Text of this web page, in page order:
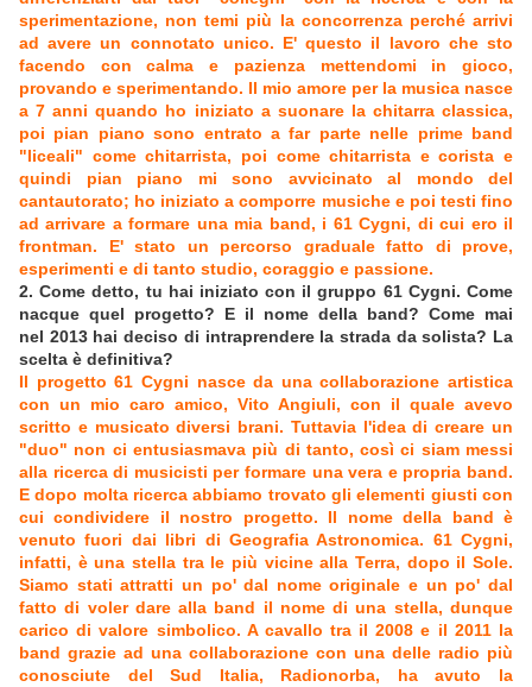
sperimentazione, non temi più la concorrenza perché arrivi
ad avere un connotato unico. E' questo il lavoro che sto
facendo con calma e pazienza mettendomi in gioco,
provando e sperimentando. Il mio amore per la musica nasce
a 7 anni quando ho iniziato a suonare la chitarra classica,
poi pian piano sono entrato a far parte nelle prime band
"liceali" come chitarrista, poi come chitarrista e corista e
quindi pian piano mi sono avvicinato al mondo del
cantautorato; ho iniziato a comporre musiche e poi testi fino
ad arrivare a formare una mia band, i 61 Cygni, di cui ero il
frontman. E' stato un percorso graduale fatto di prove,
esperimenti e di tanto studio, coraggio e passione.
2. Come detto, tu hai iniziato con il gruppo 61 Cygni. Come
nacque quel progetto? E il nome della band? Come mai
nel 2013 hai deciso di intraprendere la strada da solista? La
scelta è definitiva?
Il progetto 61 Cygni nasce da una collaborazione artistica
con un mio caro amico, Vito Angiuli, con il quale avevo
scritto e musicato diversi brani. Tuttavia l'idea di creare un
"duo" non ci entusiasmava più di tanto, così ci siam messi
alla ricerca di musicisti per formare una vera e propria band.
E dopo molta ricerca abbiamo trovato gli elementi giusti con
cui condividere il nostro progetto. Il nome della band è
venuto fuori dai libri di Geografia Astronomica. 61 Cygni,
infatti, è una stella tra le più vicine alla Terra, dopo il Sole.
Siamo stati attratti un po' dal nome originale e un po' dal
fatto di voler dare alla band il nome di una stella, dunque
carico di valore simbolico. A cavallo tra il 2008 e il 2011 la
band grazie ad una collaborazione con una delle radio più
conosciute del Sud Italia, Radionorba, ha avuto la